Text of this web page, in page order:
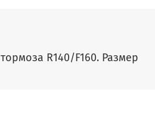
R140/F160. Размер